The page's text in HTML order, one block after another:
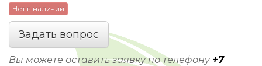
Нет в наличии
Задать вопрос
Вы можете оставить заявку по телефону +7